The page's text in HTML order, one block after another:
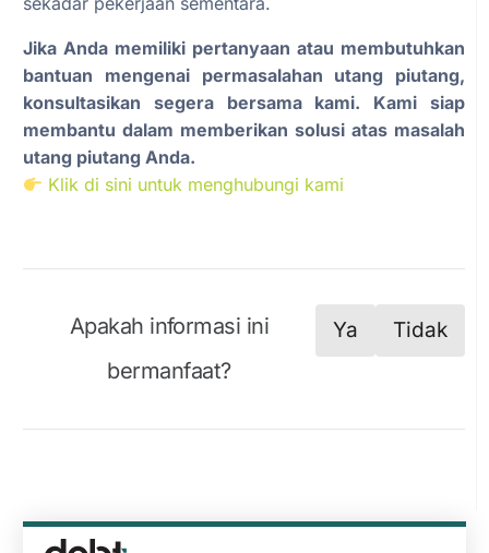
Jika Anda memiliki pertanyaan atau membutuhkan
bantuan mengenai permasalahan utang piutang,
konsultasikan segera bersama kami. Kami siap
membantu dalam memberikan solusi atas masalah
utang piutang Anda.
Klik di sini untuk menghubungi kami
Apakah informasi ini
bermanfaat?
Ya Tidak